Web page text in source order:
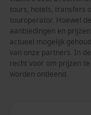
tours, hotels, transfers
touroperator. Hoewel
aanbiedingen en
actueel mogelijk
van onze partners. In
recht voor om prijzen
worden ontleend.